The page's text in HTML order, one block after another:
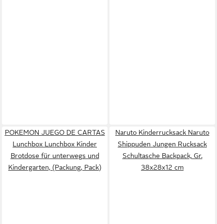
POKEMON JUEGO DE CARTAS
Lunchbox Lunchbox Kinder
Brotdose für unterwegs und
Kindergarten, (Packung, Pack)
Naruto Kinderrucksack Naruto
Shippuden Jungen Rucksack
Schultasche Backpack, Gr.
38x28x12 cm